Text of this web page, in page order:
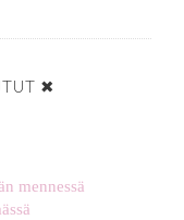
✖
mennessä